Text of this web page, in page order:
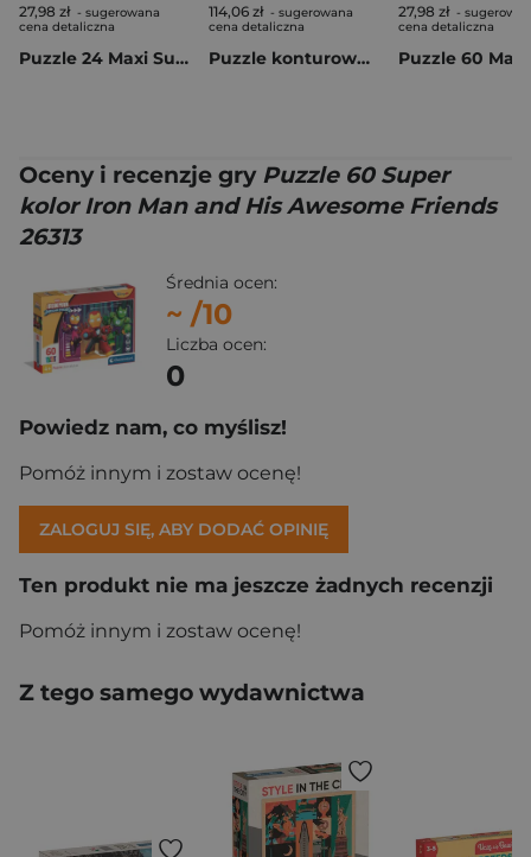
27,98 zł - sugerowana
cena detaliczna
Puzzle 24 Maxi Super Jurassic World 24835
114,06 zł - sugerowana
cena detaliczna
Puzzle konturowe Safari 60 elementów Scratch
27,98 zł -
cena detaliczna
Oceny i recenzje gry Puzzle 60 Super
kolor Iron Man and His Awesome Friends
26313
Średnia ocen:
~ /10
Liczba ocen:
0
Powiedz nam, co myślisz!
Pomóż innym i zostaw ocenę!
ZALOGUJ SIĘ, ABY DODAĆ OPINIĘ
Ten produkt nie ma jeszcze żadnych recenzji
Pomóż innym i zostaw ocenę!
Z tego samego wydawnictwa